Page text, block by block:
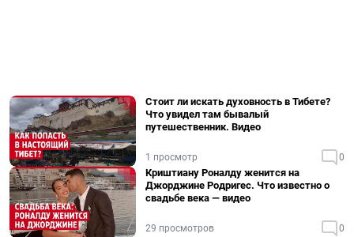
Стоит ли искать духовность в Тибете?
Что увидел там бывалый
путешественник. Видео
1 просмотр 0
Криштиану Роналду женится на
Джорджине Родригес. Что известно о
свадьбе века — видео
29 просмотров 0